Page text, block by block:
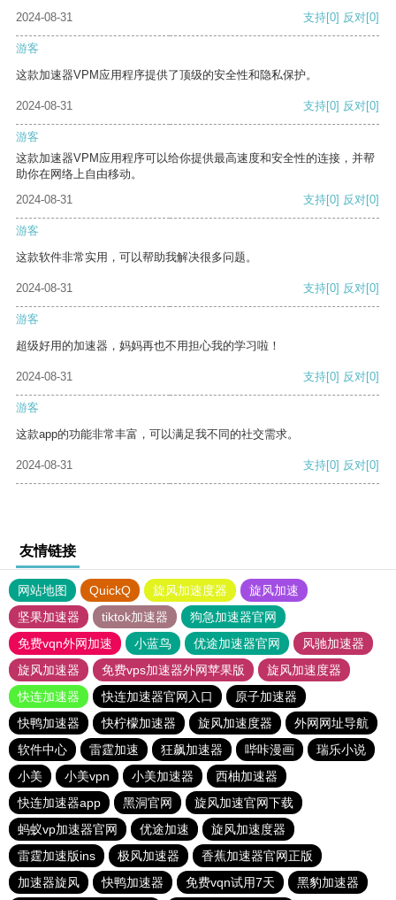
2024-08-31
支持[0] 反对[0]
游客
这款加速器VPM应用程序提供了顶级的安全性和隐私保护。
2024-08-31 支持[0] 反对[0]
游客
这款加速器VPM应用程序可以给你提供最高速度和安全性的连接，并帮
助你在网络上自由移动。
2024-08-31
支持[0] 反对[0]
游客
这款软件非常实用，可以帮助我解决很多问题。
2024-08-31 支持[0] 反对[0]
游客
超级好用的加速器，妈妈再也不用担心我的学习啦！
2024-08-31 支持[0] 反对[0]
游客
这款app的功能非常丰富，可以满足我不同的社交需求。
2024-08-31 支持[0] 反对[0]
友情链接
网站地图 QuickQ 旋风加速度器
旋风加速
坚果加速器
tiktok加速器
狗急加速器官网
免费vqn外网加速
小蓝鸟 优途加速器官网
风驰加速器
旋风加速器
免费vps加速器外网苹果版
旋风加速度器
快连加速器
快连加速器官网入口
原子加速器
快鸭加速器
快柠檬加速器 旋风加速度器
外网网址导航
软件中心
雷霆加速 狂飙加速器 哔咔漫画
瑞乐小说
小美
小美vpn 小美加速器
西柚加速器
快连加速器app
黑洞官网
旋风加速官网下载
蚂蚁vp加速器官网
优途加速
旋风加速度器
雷霆加速版ins
极风加速器
香蕉加速器官网正版
加速器旋风
快鸭加速器 免费vqn试用7天 黑豹加速器